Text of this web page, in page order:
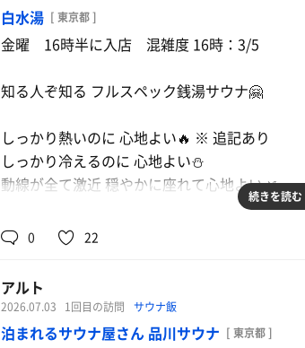
※ サウナ 水風呂 給水 かけ水 次セット… とい
とんでもルーティンで 強引に8セットこなした
それなりに休憩を挟めたラスト2セット以外は
2段目までで体力温存しても 心拍数を戻すのに
息つけるような余裕は無かったw 真似するも
30分おきのロウリュだけでも さすがの十分す
送風が無いぶん 水風呂で足先の痛みを感じる
曲を聴くという目的は達成できたけど
思っているので 正直なところ少し不完全燃焼
とはいえ サ室の中で聴くCDCSとトキラン と
白水湯 [ 東京都 ]
金曜 16時半に入店 混雑度 16時：3/5
知る人ぞ知る フルスペック銭湯サウナ🤗
しっかり熱いのに 心地よい🔥 ※ 追記あり
しっかり冷えるのに 心地よい⛄
動線が全て激近 穏やかに座れて心地よい🌿
■ 読み返して 少し気になったため 追記を差し
＞しっかり熱いのに 心地よい
自分がもっと過激な送風に慣れている という
普通にだいぶ熱い寄りです！ 慣れ目線での心
続きを読む
0 22
アルト
2026.07.03 1回目の訪問 サウナ飯
泊まれるサウナ屋さん 品川サウナ [ 東京都 ]